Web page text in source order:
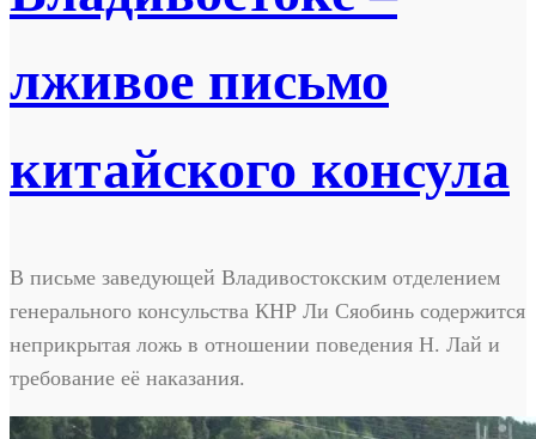
лживое письмо
китайского консула
В письме заведующей Владивостокским отделением
генерального консульства КНР Ли Сяобинь содержится
неприкрытая ложь в отношении поведения Н. Лай и
требование её наказания.